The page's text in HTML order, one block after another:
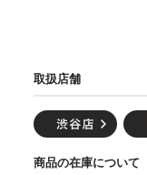
取扱店舗
商品の在庫について